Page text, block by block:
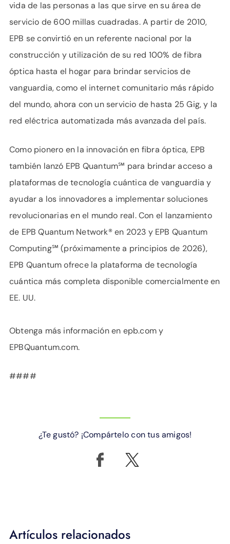
vida de las personas a las que sirve en su área de
servicio de 600 millas cuadradas. A partir de 2010,
EPB se convirtió en un referente nacional por la
construcción y utilización de su red 100% de fibra
óptica hasta el hogar para brindar servicios de
vanguardia, como el internet comunitario más rápido
del mundo, ahora con un servicio de hasta 25 Gig, y la
red eléctrica automatizada más avanzada del país.
Como pionero en la innovación en fibra óptica, EPB
también lanzó EPB Quantum℠ para brindar acceso a
plataformas de tecnología cuántica de vanguardia y
ayudar a los innovadores a implementar soluciones
revolucionarias en el mundo real. Con el lanzamiento
de EPB Quantum Network® en 2023 y EPB Quantum
Computing℠ (próximamente a principios de 2026),
EPB Quantum ofrece la plataforma de tecnología
cuántica más completa disponible comercialmente en
EE. UU.
Obtenga más información en epb.com y
EPBQuantum.com.
####
¿Te gustó? ¡Compártelo con tus amigos!
Artículos relacionados